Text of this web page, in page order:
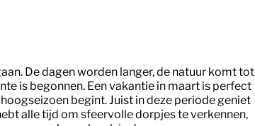
De dagen worden langer, de natuur komt tot
is begonnen. Een vakantie in maart is perfect
begint. Juist in deze periode geniet
alle tijd om sfeervolle dorpjes te verkennen,